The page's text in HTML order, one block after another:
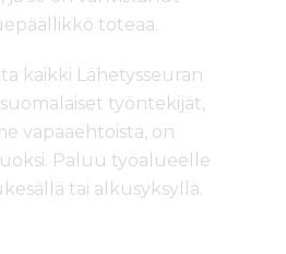
toteaa.
kaikki Lähetysseuran
työntekijät,
vapaaehtoista, on
Paluu työalueelle
tai alkusyksyllä.